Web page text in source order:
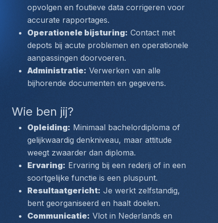
opvolgen en foutieve data corrigeren voor
accurate rapportages.
Operationele bijsturing: Contact met
depots bij acute problemen en operationele
aanpassingen doorvoeren.
Administratie: Verwerken van alle
bijhorende documenten en gegevens.
Wie ben jij?
Opleiding: Minimaal bachelordiploma of
gelijkwaardig denkniveau, maar attitude
weegt zwaarder dan diploma.
Ervaring: Ervaring bij een rederij of in een
soortgelijke functie is een pluspunt.
Resultaatgericht: Je werkt zelfstandig,
bent georganiseerd en haalt doelen.
Communicatie: Vlot in Nederlands en